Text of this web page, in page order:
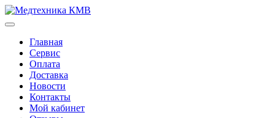
Главная
Сервис
Оплата
Доставка
Новости
Контакты
Мой кабинет